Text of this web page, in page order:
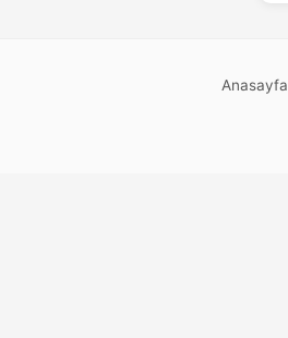
Anasayfa